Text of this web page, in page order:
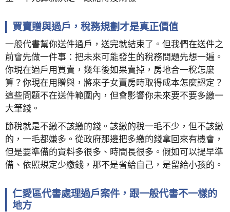
買賣贈與過戶，稅務規劃才是真正價值
一般代書幫你送件過戶，送完就結束了。但我們在送件之
前會先做一件事：把未來可能發生的稅務問題先想一遍。
你現在過戶用買賣，幾年後如果賣掉，房地合一稅怎麼
算？你現在用贈與，將來子女賣房時取得成本怎麼認定？
這些問題不在送件範圍內，但會影響你未來要不要多繳一
大筆錢。
節稅就是不繳不該繳的錢。該繳的稅一毛不少，但不該繳
的，一毛都嫌多。從政府那邊把多繳的錢拿回來有機會，
但是要準備的資料多很多、時間長很多。假如可以提早準
備、依照規定少繳錢，那不是省給自己，是留給小孩的。
仁愛區代書處理過戶案件，跟一般代書不一樣的
地方